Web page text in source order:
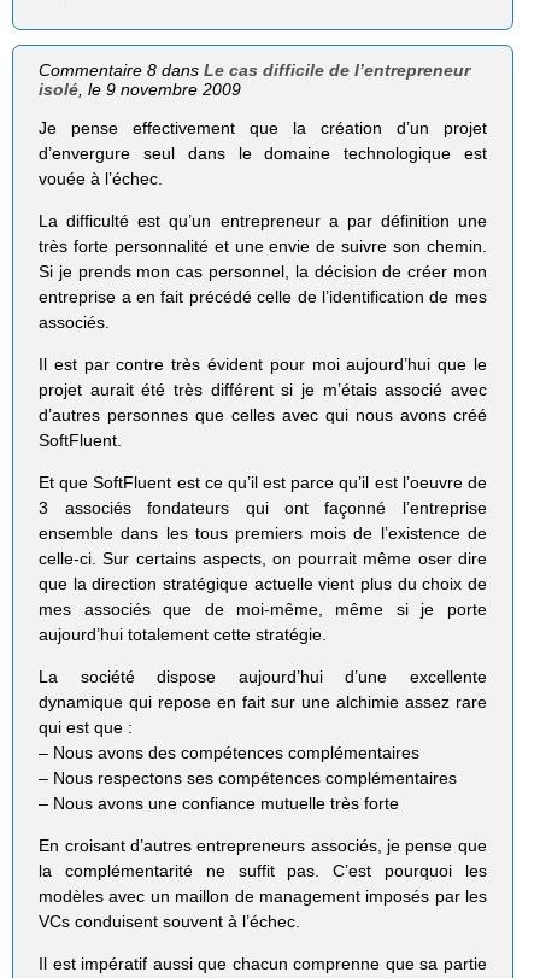
Commentaire 8 dansLe cas difficile de l’entrepreneur
isolé , le 9 novembre 2009
Je pense effectivement que la création d’un projet
d’envergure seul dans le domaine technologique est
vouée à l’échec.
La difficulté est qu’un entrepreneur a par définition une
très forte personnalité et une envie de suivre son chemin.
Si je prends mon cas personnel, la décision de créer mon
entreprise a en fait précédé celle de l’identification de mes
associés.
Il est par contre très évident pour moi aujourd’hui que le
projet aurait été très différent si je m’étais associé avec
d’autres personnes que celles avec qui nous avons créé
SoftFluent.
Et que SoftFluent est ce qu’il est parce qu’il est l’oeuvre de
3 associés fondateurs qui ont façonné l’entreprise
ensemble dans les tous premiers mois de l’existence de
celle-ci. Sur certains aspects, on pourrait même oser dire
que la direction stratégique actuelle vient plus du choix de
mes associés que de moi-même, même si je porte
aujourd’hui totalement cette stratégie.
La société dispose aujourd’hui d’une excellente
dynamique qui repose en fait sur une alchimie assez rare
qui est que :
– Nous avons des compétences complémentaires
– Nous respectons ses compétences complémentaires
– Nous avons une confiance mutuelle très forte
En croisant d’autres entrepreneurs associés, je pense que
la complémentarité ne suffit pas. C’est pourquoi les
modèles avec un maillon de management imposés par les
VCs conduisent souvent à l’échec.
Il est impératif aussi que chacun comprenne que sa partie